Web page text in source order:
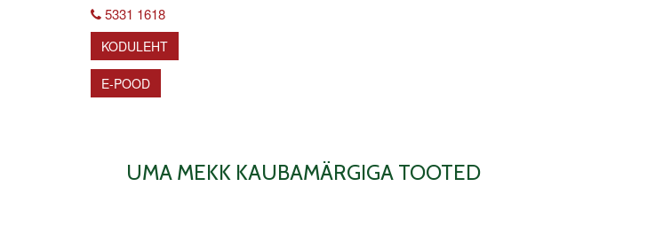
5331 1618
KODULEHT
E-POOD
UMA MEKK KAUBAMÄRGIGA TOOTED